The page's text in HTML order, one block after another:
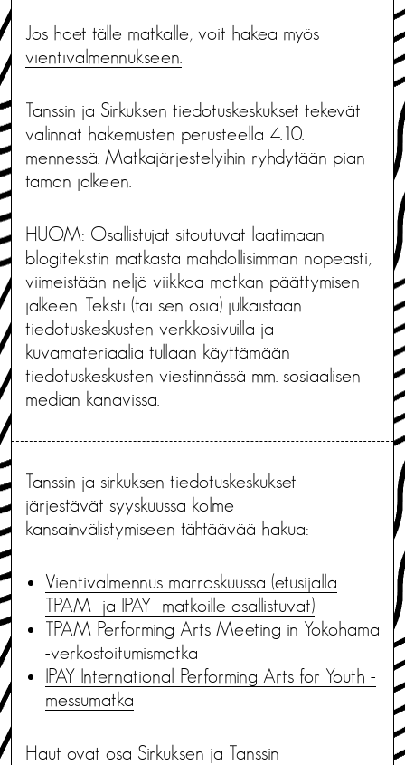
Jos haet tälle matkalle, voit hakea myös
vientivalmennukseen.
Tanssin ja Sirkuksen tiedotuskeskukset tekevät
valinnat hakemusten perusteella 4.10.
mennessä. Matkajärjestelyihin ryhdytään pian
tämän jälkeen.
HUOM: Osallistujat sitoutuvat laatimaan
blogitekstin matkasta mahdollisimman nopeasti,
viimeistään neljä viikkoa matkan päättymisen
jälkeen. Teksti (tai sen osia) julkaistaan
tiedotuskeskusten verkkosivuilla ja
kuvamateriaalia tullaan käyttämään
tiedotuskeskusten viestinnässä mm. sosiaalisen
median kanavissa.
Tanssin ja sirkuksen tiedotuskeskukset
järjestävät syyskuussa kolme
kansainvälistymiseen tähtäävää hakua:
Vientivalmennus marraskuussa (etusijalla
TPAM- ja IPAY- matkoille osallistuvat)
TPAM Performing Arts Meeting in Yokohama
-verkostoitumismatka
IPAY International Performing Arts for Youth -
messumatka
Haut ovat osa Sirkuksen ja Tanssin